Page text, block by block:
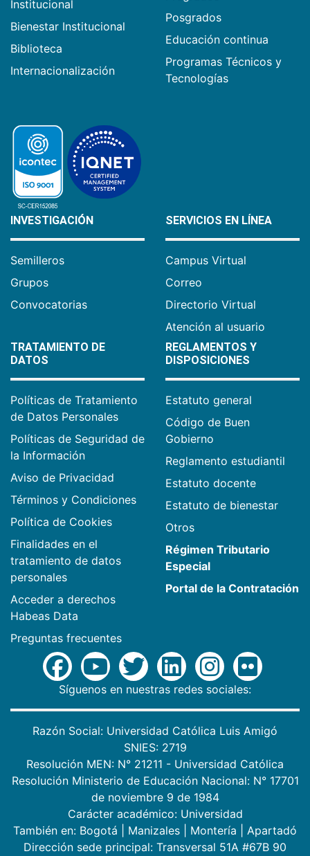
Institucional
Bienestar Institucional
Biblioteca
Internacionalización
Posgrados
Educación continua
Programas Técnicos y
Tecnologías
INVESTIGACIÓN
Semilleros
Grupos
Convocatorias
SERVICIOS EN LÍNEA
Campus Virtual
Correo
Directorio Virtual
Atención al usuario
TRATAMIENTO DE
DATOS
Políticas de Tratamiento
de Datos Personales
Políticas de Seguridad de
la Información
Aviso de Privacidad
Términos y Condiciones
Política de Cookies
Finalidades en el
tratamiento de datos
personales
Acceder a derechos
Habeas Data
Preguntas frecuentes
REGLAMENTOS Y
DISPOSICIONES
Estatuto general
Código de Buen
Gobierno
Reglamento estudiantil
Estatuto docente
Estatuto de bienestar
Otros
Régimen Tributario
Especial
Portal de la Contratación
Síguenos en nuestras redes sociales:
Razón Social: Universidad Católica Luis Amigó
SNIES: 2719
Resolución MEN: N° 21211 - Universidad Católica
Resolución Ministerio de Educación Nacional: N° 17701
de noviembre 9 de 1984
Carácter académico: Universidad
También en: Bogotá Manizales Montería
Apartadó
Dirección sede principal: Transversal 51A #67B 90